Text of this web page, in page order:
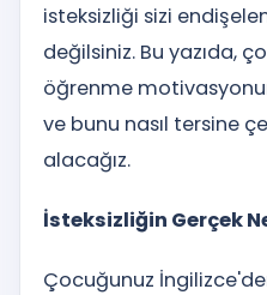
isteksizliği sizi
değilsiniz. Bu yazıda,
öğrenme
ve bunu nasıl tersine
alacağız.
İsteksizliğin Gerçek
Çocuğunuz